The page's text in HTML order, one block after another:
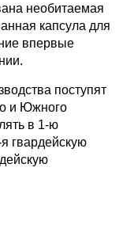
необитаемая
капсула для
впервые
поступят
и Южного
в 1-ю
гвардейскую